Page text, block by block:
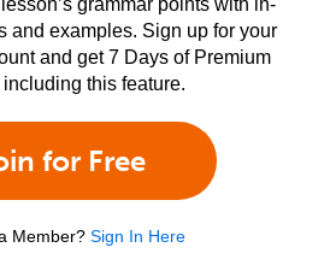
grammar points with in-
and examples. Sign up for your
and get 7 Days of Premium
this feature.
for Free
Member? Sign In Here